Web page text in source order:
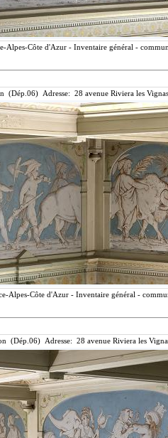
Alpes-Côte d'Azur - Inventaire général -
(Dép.06) Adresse: 28 avenue Riviera les
Alpes-Côte d'Azur - Inventaire général -
(Dép.06) Adresse: 28 avenue Riviera les